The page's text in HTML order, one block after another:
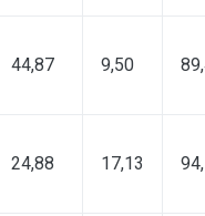
44,87 9,50
24,88 17,13